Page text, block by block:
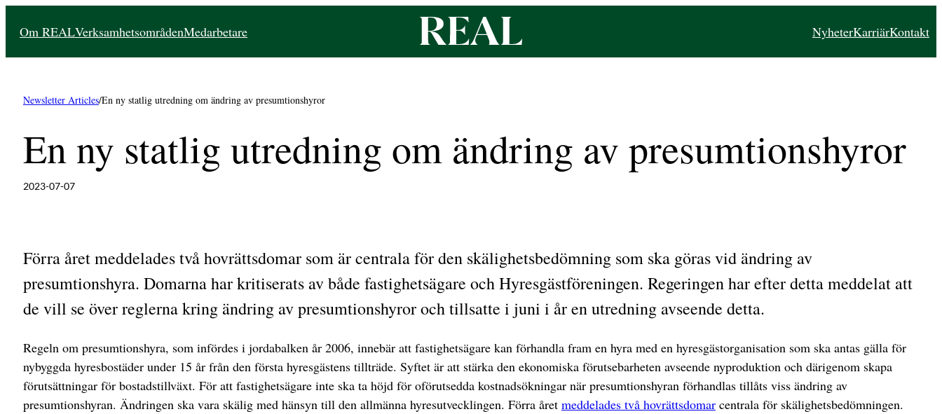
Om REALVerksamhetsområdenMedarbetare NyheterKarriärKontakt
Newsletter Articles/En ny statlig utredning om ändring av presumtionshyror
En ny statlig utredning om ändring av presumtionshyror
2023-07-07
Förra året meddelades två hovrättsdomar som är centrala för den skälighetsbedömning som ska göras vid ändring av
presumtionshyra. Domarna har kritiserats av både fastighetsägare och Hyresgästföreningen. Regeringen har efter detta meddelat att
de vill se över reglerna kring ändring av presumtionshyror och tillsatte i juni i år en utredning avseende detta.
Regeln om presumtionshyra, som infördes i jordabalken år 2006, innebär att fastighetsägare kan förhandla fram en hyra med en hyresgästorganisation som ska antas gälla för
nybyggda hyresbostäder under 15 år från den första hyresgästens tillträde. Syftet är att stärka den ekonomiska förutsebarheten avseende nyproduktion och därigenom skapa
förutsättningar för bostadstillväxt. För att fastighetsägare inte ska ta höjd för oförutsedda kostnadsökningar när presumtionshyran förhandlas tillåts viss ändring av
presumtionshyran. Ändringen ska vara skälig med hänsyn till den allmänna hyresutvecklingen. Förra året meddelades två hovrättsdomar centrala för skälighetsbedömningen.